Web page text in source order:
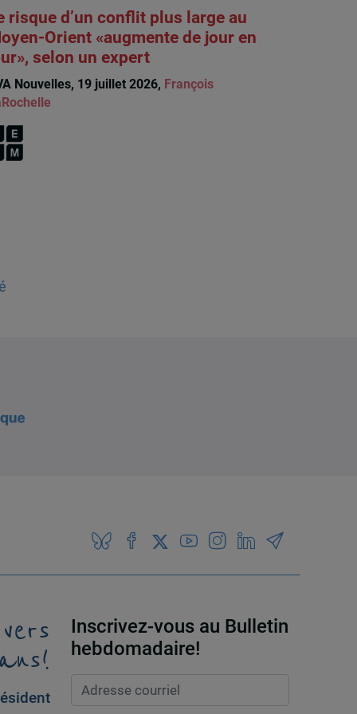
risque d’un conflit plus large au
Orient «augmente de jour en
selon un expert
Nouvelles, 19 juillet 2026, François
Inscrivez-vous au Bulletin
hebdomadaire!